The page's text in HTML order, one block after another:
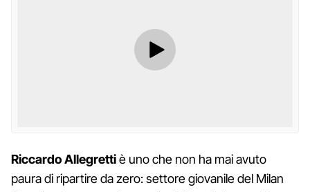
Riccardo Allegrettiè uno che non ha mai avuto
paura di ripartire da zero: settore giovanile del Milan